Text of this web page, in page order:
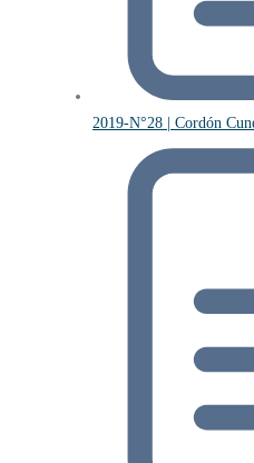
2019-N°28 | Cordón